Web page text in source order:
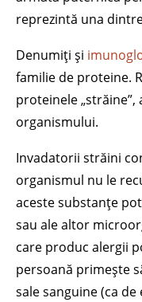
reprezintă una
Denumiți și
familie de proteine.
proteinele
organismului.
Invadatorii străini
organismul nu le
aceste substanțe
sau ale altor
care produc alergii
persoană primește
sale sanguine (ca